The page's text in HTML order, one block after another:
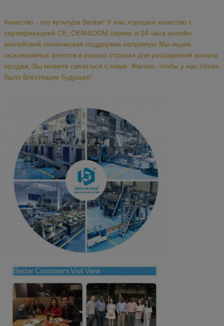
Качество - это культура Bestar! У нас хорошее качество с
сертификацией CE, OEM&ODM сервис и 24 часа онлайн
английский техническая поддержка напрямую.Мы ищем
эксклюзивных агентов в разных странах для расширения канала
продаж, Вы можете связаться с нами.
Желаю, чтобы у нас обоих
было блестящее будущее!